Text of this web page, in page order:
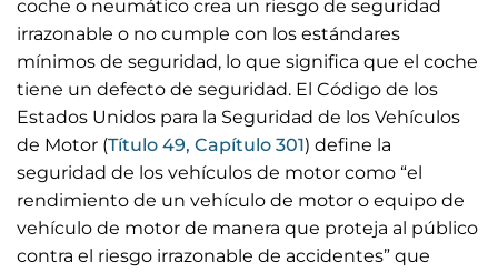
coche o neumático crea un riesgo de seguridad
irrazonable o no cumple con los estándares
mínimos de seguridad, lo que significa que el coche
tiene un defecto de seguridad. El Código de los
Estados Unidos para la Seguridad de los Vehículos
de Motor (Título 49, Capítulo 301) define la
seguridad de los vehículos de motor como “el
rendimiento de un vehículo de motor o equipo de
vehículo de motor de manera que proteja al público
contra el riesgo irrazonable de accidentes” que